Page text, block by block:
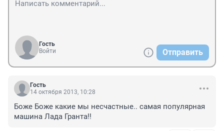
Гость
Войти
Отправить
Гость
14 октября 2013, 10:28
Боже Боже какие мы несчастные.. самая популярная
машина Лада Гранта!!